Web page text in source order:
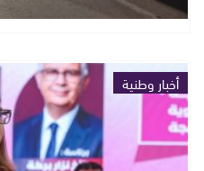
أخبار وطنية